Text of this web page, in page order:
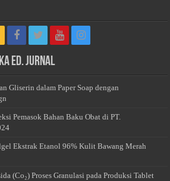
Ed. Jurnal
Gliserin dalam Paper Soap dengan
Pemasok Bahan Baku Obat di PT.
Ekstrak Etanol 96% Kulit Bawang Merah
(Co₂) Proses Granulasi pada Produksi Tablet